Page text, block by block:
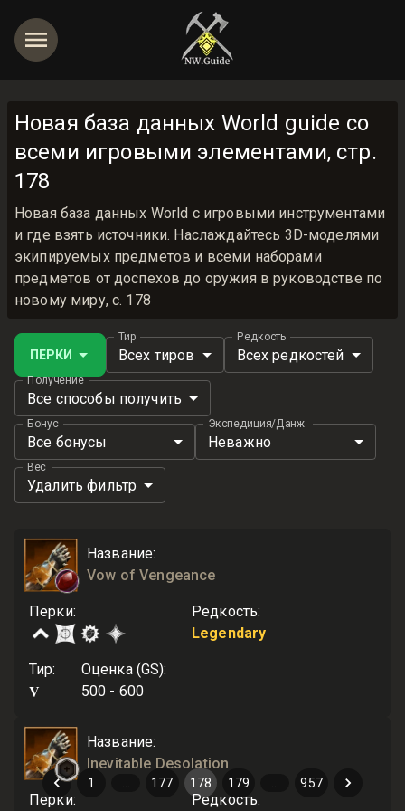
Новая база данных World guide со
всеми игровыми элементами, стр.
178
Новая база данных World с игровыми инструментами
и где взять источники. Наслаждайтесь 3D-моделями
экипируемых предметов и всеми наборами
предметов от доспехов до оружия в руководстве по
новому миру, с. 178
ПЕРКИ
Тир
Всех тиров
Редкость
Всех редкостей
Получение
Все способы получить
Бонус
Все бонусы
Экспедиция/Данж
Неважно
Вес
Удалить фильтр
Название:
Vow of Vengeance
Перки: Редкость:
Legendary
Тир:
V
Оценка (GS):
500 - 600
Название:
Inevitable Desolation
Перки: Редкость:
1 177 178 179 957